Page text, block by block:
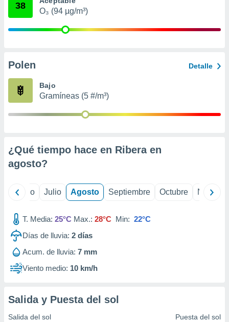
publicidad
de
1199
38
O₃ (94 µg/m³)
Polen Detalle
Bajo
Gramíneas (5 #/m³)
¿Qué tiempo hace en Ribera en
agosto?
Junio Julio Agosto Septiembre Octubre
T. Media: 25°C Max.: 28°C Min: 22°C
Días de lluvia: 2 días
Acum. de lluvia: 7 mm
Viento medio: 10 km/h
Salida y Puesta del sol
Salida del sol Puesta del sol